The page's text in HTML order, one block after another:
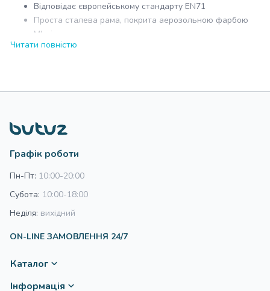
Відповідає європейському стандарту EN71
Проста сталева рама, покрита аерозольною фарбою
М'які нескользящие ручки
Фактурне сидіння з піни
Діаметр коліс: 6 "
Розмір упаковки (ДхШхВ): 48х17х23 см
Читати повністю
Графік роботи
Пн-Пт: 10:00-20:00
Субота: 10:00-18:00
Неділя: вихідний
ON-LINE ЗАМОВЛЕННЯ 24/7
Каталог
Інформація